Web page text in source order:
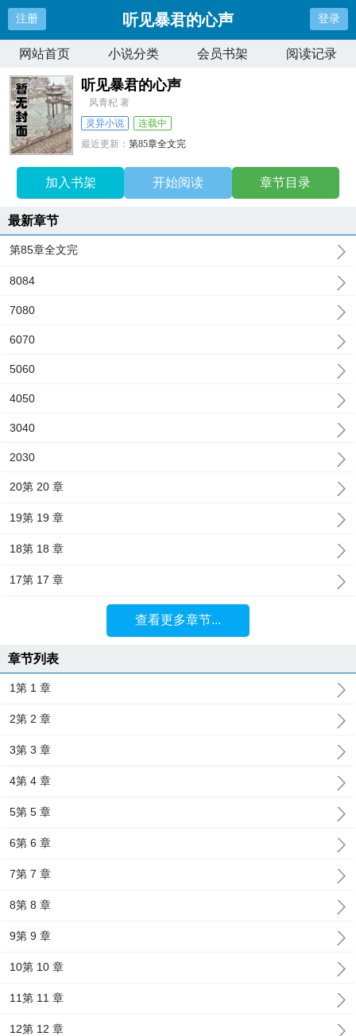
注册 听见暴君的心声 登录
网站首页 小说分类 会员书架 阅读记录
听见暴君的心声
风青杞 著
灵异小说
连载中
最近更新：第85章全文完
加入书架 开始阅读 章节目录
最新章节
第85章全文完
8084
7080
6070
5060
4050
3040
2030
20第 20 章
19第 19 章
18第 18 章
17第 17 章
查看更多章节...
章节列表
1第 1 章
2第 2 章
3第 3 章
4第 4 章
5第 5 章
6第 6 章
7第 7 章
8第 8 章
9第 9 章
10第 10 章
11第 11 章
12第 12 章